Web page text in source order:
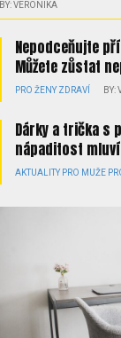
BY: VERONIKA
Nepodceňujte
Můžete zůstat
PRO ŽENY ZDRAVÍ BY:
Dárky a trička s
nápaditost
AKTUALITY PRO MUŽE